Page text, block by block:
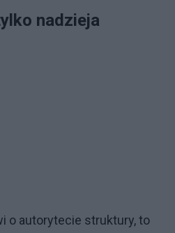
nadzieja
o autorytecie struktury, to